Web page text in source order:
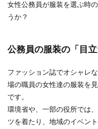
女性公務員が服装を選ぶ時
うか？
公務員の服装の「目立
ファッション誌でオシャレ
場の職員の女性達の服装を
です。
環境省や、一部の役所では
ツを着たり、地域のイベン